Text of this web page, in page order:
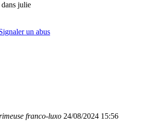
julie
un abus
franco-luxo 24/08/2024 15:56